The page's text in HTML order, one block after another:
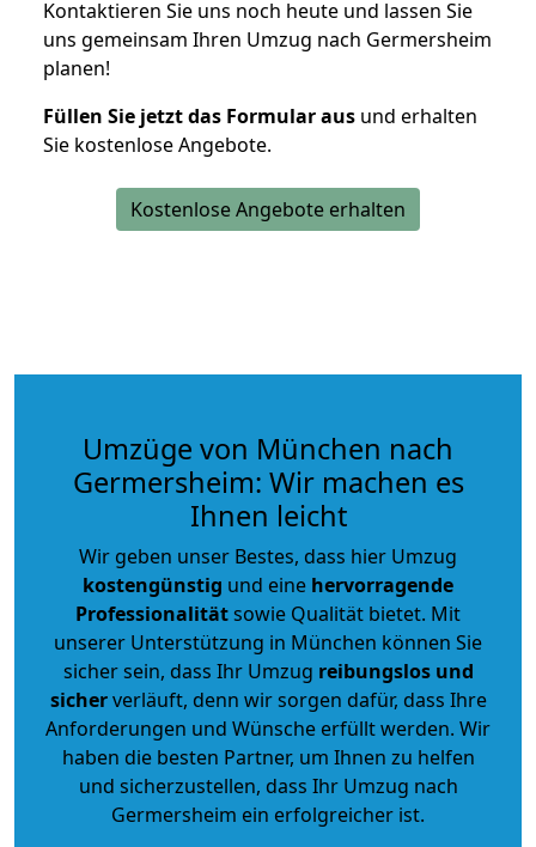
Kontaktieren Sie uns noch heute und lassen Sie
uns gemeinsam Ihren Umzug nach Germersheim
planen!
Füllen Sie jetzt das Formular aus und erhalten
Sie kostenlose Angebote.
Kostenlose Angebote erhalten
Umzüge von München nach
Germersheim: Wir machen es
Ihnen leicht
Wir geben unser Bestes, dass hier Umzug
kostengünstig und eine hervorragende
Professionalitätsowie Qualität bietet. Mit
unserer Unterstützung in München können Sie
sicher sein, dass Ihr Umzug reibungslos und
sicherverläuft, denn wir sorgen dafür, dass Ihre
Anforderungen und Wünsche erfüllt werden. Wir
haben die besten Partner, um Ihnen zu helfen
und sicherzustellen, dass Ihr Umzug nach
Germersheim ein erfolgreicher ist.